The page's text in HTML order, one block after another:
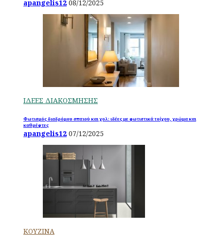
apangelis12 08/12/2025
ΙΔΕΕΣ ΔΙΑΚΟΣΜΗΣΗΣ
Φωτισμός διαδρόμου σπιτιού και χολ: ιδέες με φωτιστικά τοίχου, χρώμα και
καθρέφτες
apangelis12 07/12/2025
ΚΟΥΖΙΝΑ